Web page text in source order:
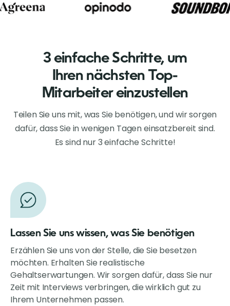
3 einfache Schritte, um
Ihren nächsten Top-
Mitarbeiter einzustellen
Teilen Sie uns mit, was Sie benötigen, und wir sorgen
dafür, dass Sie in wenigen Tagen einsatzbereit sind.
Es sind nur 3 einfache Schritte!
Lassen Sie uns wissen, was Sie benötigen
Erzählen Sie uns von der Stelle, die Sie besetzen
möchten. Erhalten Sie realistische
Gehaltserwartungen. Wir sorgen dafür, dass Sie nur
Zeit mit Interviews verbringen, die wirklich gut zu
Ihrem Unternehmen passen.